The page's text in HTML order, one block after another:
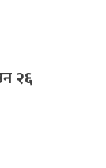
२६